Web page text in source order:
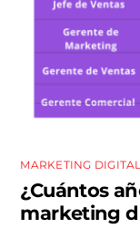
MARKETING DIGITAL
¿Cuántos
marketing